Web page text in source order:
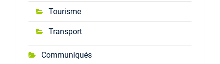
Tourisme
Transport
Communiqués